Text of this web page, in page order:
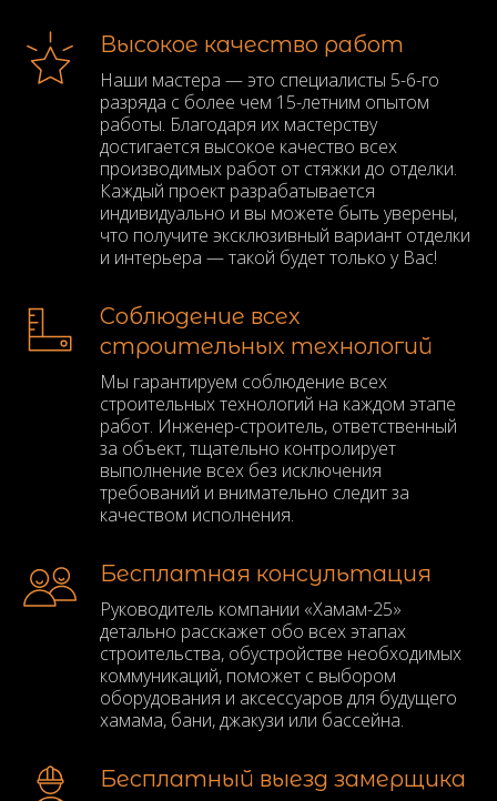
Высокое качество работ
Наши мастера — это специалисты 5-6-го
разряда с более чем 15-летним опытом
работы. Благодаря их мастерству
достигается высокое качество всех
производимых работ от стяжки до отделки.
Каждый проект разрабатывается
индивидуально и вы можете быть уверены,
что получите эксклюзивный вариант отделки
и интерьера — такой будет только у Вас!
Соблюдение всех
строительных технологий
Мы гарантируем соблюдение всех
строительных технологий на каждом этапе
работ. Инженер-строитель, ответственный
за объект, тщательно контролирует
выполнение всех без исключения
требований и внимательно следит за
качеством исполнения.
Бесплатная консультация
Руководитель компании «Хамам-25»
детально расскажет обо всех этапах
строительства, обустройстве необходимых
коммуникаций, поможет с выбором
оборудования и аксессуаров для будущего
хамама, бани, джакузи или бассейна.
Бесплатный выезд замерщика